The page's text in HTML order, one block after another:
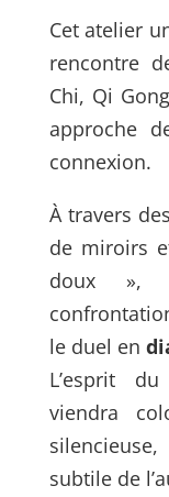
Cet atelier
rencontre
Chi, Qi
approche
connexion.
À travers
de miroirs
doux »,
le duel en
L’esprit du
viendra
subtile de